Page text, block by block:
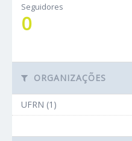
Seguidores
0
ORGANIZAÇÕES
UFRN (1)